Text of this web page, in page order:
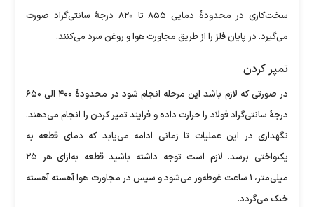
سخت‌کاری در محدودۀ دمایی ۸۵۵ تا ۸۲۰ درجۀ سانتی‌گراد صورت
می‌گیرد. در پایان فلز را از طریق مجاورت هوا و روغن سرد می‌کنند.
تمپر کردن
در صورتی که لازم باشد این مرحله انجام شود در محدودۀ ۴۰۰ الی ۶۵۰
درجۀ سانتی‌گراد فولاد را حرارت داده و فرایند تمپر کردن را انجام می‌دهند.
نگهداری در این عملیات تا زمانی ادامه می‌یابد که دمای قطعه به
یکنواختی برسد. لازم است توجه داشته باشید قطعه به‌ازای هر ۲۵
میلی‌متر، ۱ ساعت غوطه‌ور می‌شود و سپس در مجاورت هوا آهسته آهسته
خنک می‌گردد.